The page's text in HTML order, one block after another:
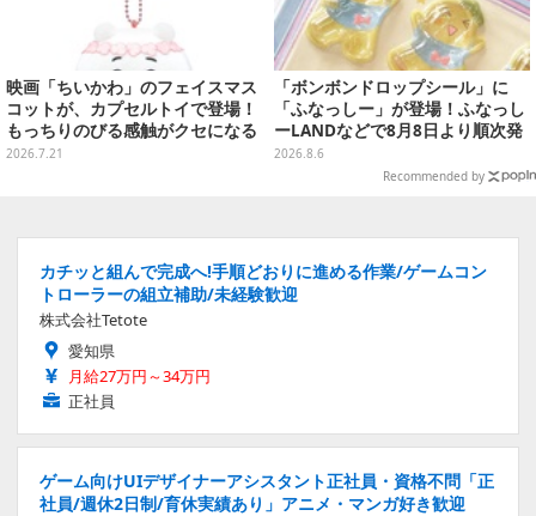
映画「ちいかわ」のフェイスマス
コットが、カプセルトイで登場！
もっちりのびる感触がクセになる
ハチワレ、セイレーンなど全5種
2026.7.21
「ボンボンドロップシール」に
「ふなっしー」が登場！ふなっし
ーLANDなどで8月8日より順次発
売
2026.8.6
Recommended by
カチッと組んで完成へ!手順どおりに進める作業/ゲームコン
トローラーの組立補助/未経験歓迎
株式会社Tetote
愛知県
月給27万円～34万円
正社員
ゲーム向けUIデザイナーアシスタント正社員・資格不問「正
社員/週休2日制/育休実績あり」アニメ・マンガ好き歓迎